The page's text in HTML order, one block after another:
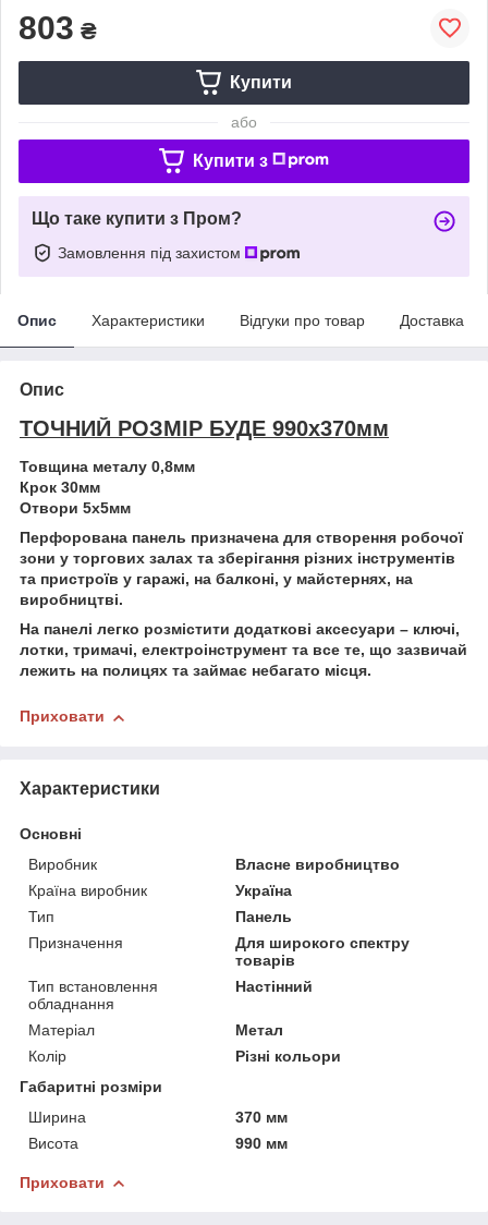
803 ₴
Купити
або
Купити з
Що таке купити з Пром?
Замовлення під захистом
Опис Характеристики Відгуки про товар Доставка
Опис
ТОЧНИЙ РОЗМІР БУДЕ 990х370мм
Товщина металу 0,8мм
Крок 30мм
Отвори 5х5мм
Перфорована панель призначена для створення робочої
зони у торгових залах та зберігання різних інструментів
та пристроїв у гаражі, на балконі, у майстернях, на
виробництві.
На панелі легко розмістити додаткові аксесуари – ключі,
лотки, тримачі, електроінструмент та все те, що зазвичай
лежить на полицях та займає небагато місця.
Приховати
Характеристики
Основні
Виробник
Власне виробництво
Країна виробник
Україна
Тип
Панель
Призначення
Для широкого спектру
товарів
Тип встановлення
обладнання
Настінний
Матеріал
Метал
Колір
Різні кольори
Габаритні розміри
Ширина
370 мм
Висота
990 мм
Приховати